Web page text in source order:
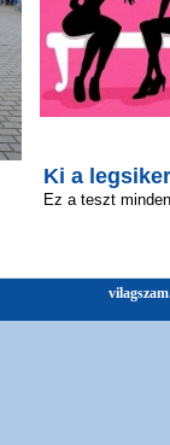
Ki a
Ez a teszt